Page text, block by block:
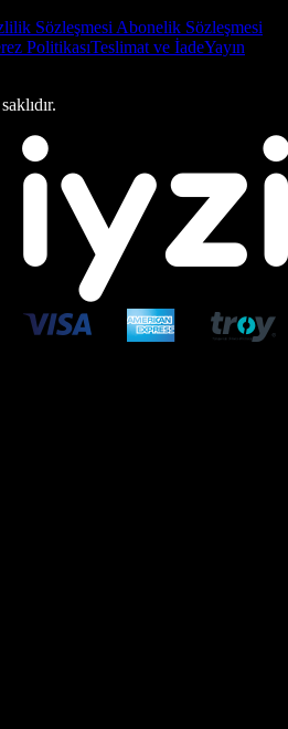
Sözleşmesi Abonelik Sözleşmesi
PolitikasıTeslimat ve İadeYayın